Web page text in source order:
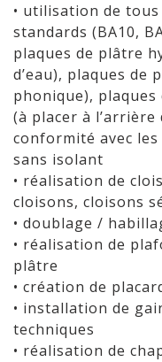
• utilisation de
standards (BA10,
plaques de plâtre
d’eau), plaques de
phonique),
(à placer à
conformité avec
sans isolant
• réalisation de
cloisons, cloisons
• doublage /
• réalisation de
plâtre
• création de
• installation de
techniques
• réalisation de